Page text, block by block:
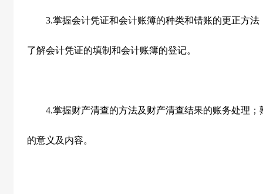
3.掌握会计凭证和会计账簿的种类和错账的更正方
了解会计凭证的填制和会计账簿的登记。
4.掌握财产清查的方法及财产清查结果的账务处理
的意义及内容。